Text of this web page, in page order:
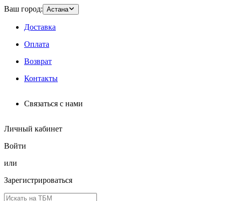
Ваш город: Астана
Доставка
Оплата
Возврат
Контакты
Связаться с нами
Личный кабинет
Войти
или
Зарегистрироваться